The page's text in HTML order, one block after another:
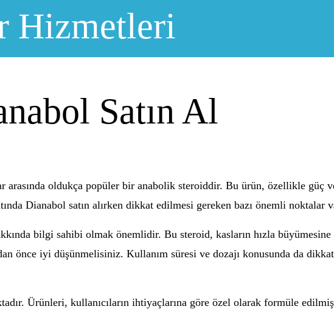
Hizmetleri
Satın Al
arasında oldukça popüler bir anabolik steroiddir. Bu ürün, özellikle güç
Dianabol satın alırken dikkat edilmesi gereken bazı önemli noktalar
bilgi sahibi olmak önemlidir. Bu steroid, kasların hızla büyümesine
önce iyi düşünmelisiniz. Kullanım süresi ve dozajı konusunda da
Ürünleri, kullanıcıların ihtiyaçlarına göre özel olarak formüle